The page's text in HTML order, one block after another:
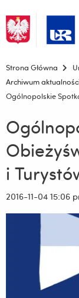
Menu -
Strona Główna
Archiwum
Ogólnopolskie
i
2016-11-04 15:06